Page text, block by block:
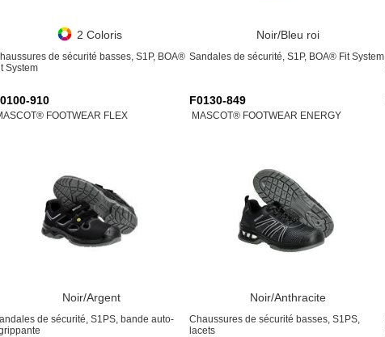
2 Coloris
de sécurité basses, S1P, BOA®
System
Noir/Bleu roi
Sandales de sécurité, S1P, BOA® Fit System
910
FOOTWEAR FLEX
Noir/Argent
de sécurité, S1PS, bande auto-
F0130-849
MASCOT® FOOTWEAR ENERGY
Noir/Anthracite
Chaussures de sécurité basses, S1PS,
lacets